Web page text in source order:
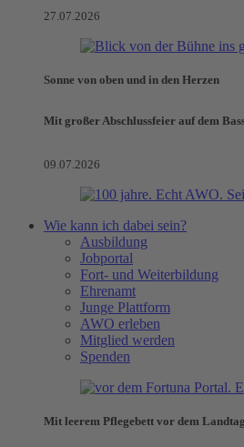
27.07.2026
Sonne von oben und in den Herzen
Mit großer Abschlussfeier auf dem
09.07.2026
Wie kann ich dabei sein?
Ausbildung
Jobportal
Fort- und Weiterbildung
Ehrenamt
Junge Plattform
AWO erleben
Mitglied werden
Spenden
Mit leerem Pflegebett vor dem Landtag